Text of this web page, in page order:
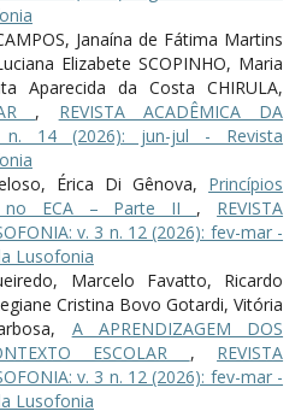
Janaína de Fátima Martins
Elizabete SCOPINHO, Maria
Aparecida da Costa CHIRULA,
, REVISTA ACADÊMICA DA
n. 14 (2026): jun-jul - Revista
Érica Di Gênova, Princípios
no ECA – Parte II , REVISTA
v. 3 n. 12 (2026): fev-mar -
Lusofonia
Marcelo Favatto, Ricardo
Cristina Bovo Gotardi, Vitória
A APRENDIZAGEM DOS
ESCOLAR , REVISTA
v. 3 n. 12 (2026): fev-mar -
Lusofonia